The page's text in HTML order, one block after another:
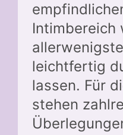
Intimbereich
leichtfertig
lassen. Für
stehen